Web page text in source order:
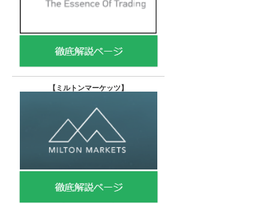
【 ミルトンマーケッツ】